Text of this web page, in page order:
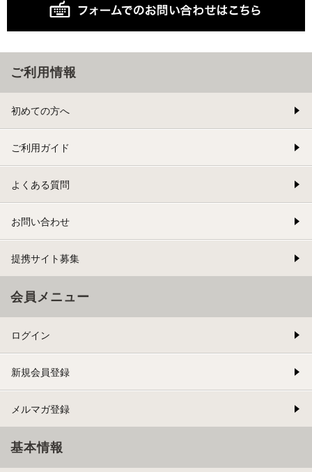
ご利用情報
初めての方へ
ご利用ガイド
よくある質問
お問い合わせ
提携サイト募集
会員メニュー
ログイン
新規会員登録
メルマガ登録
基本情報